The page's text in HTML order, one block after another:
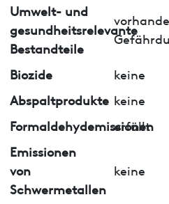
Umwelt- und
gesundheitsrelevante
Bestandteile
Biozide
keine
Abspaltprodukte keine
Formaldehydemissionen
erfüllt
Emissionen
von
Schwermetallen
keine